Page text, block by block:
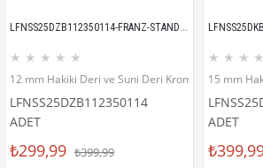
LFNSS25DZB112350114-FRANZ-STANDART
★ ★ ★ ★ ★
12 mm Hakiki Deri ve Suni Deri Krom kaplama
LFNSS25DZB112350114
ADET
₺299,99 ₺399,99
★ ★ ★ ★
15 mm
ADET